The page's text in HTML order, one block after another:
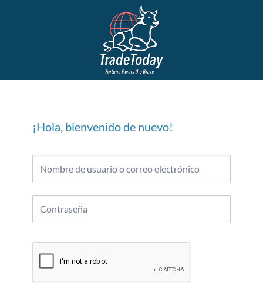
¡Hola, bienvenido de nuevo!